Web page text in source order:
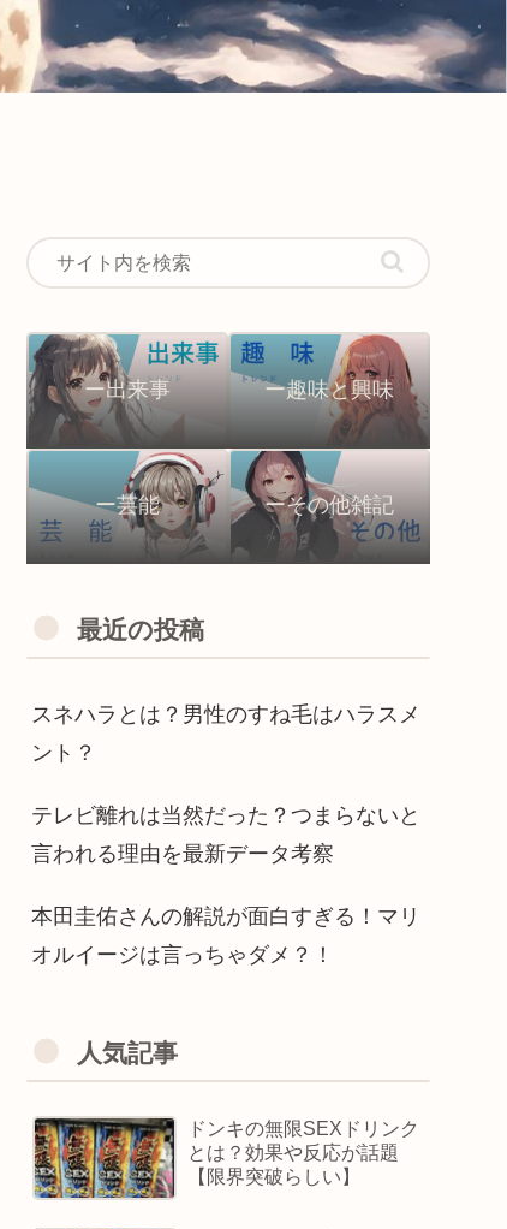
ー出来事 ー趣味と興味
ー芸能 ーその他雑記
最近の投稿
スネハラとは？男性のすね毛はハラスメ
ント？
テレビ離れは当然だった？つまらないと
言われる理由を最新データ考察
本田圭佑さんの解説が面白すぎる！マリ
オルイージは言っちゃダメ？！
人気記事
ドンキの無限SEXドリンク
とは？効果や反応が話題
【限界突破らしい】